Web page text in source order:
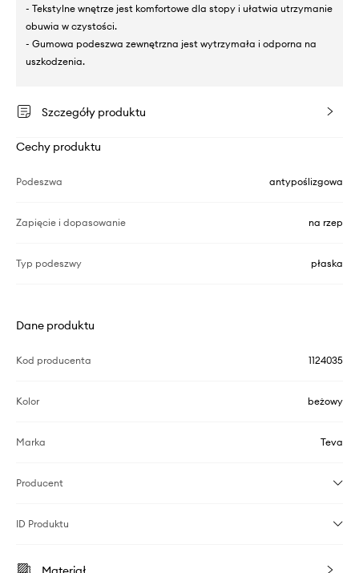
- Tekstylne wnętrze jest komfortowe dla stopy i ułatwia utrzymanie
obuwia w czystości.
- Gumowa podeszwa zewnętrzna jest wytrzymała i odporna na
uszkodzenia.
Szczegóły produktu
Cechy produktu
Podeszwa antypoślizgowa
Zapięcie i dopasowanie na rzep
Typ podeszwy płaska
Dane produktu
Kod producenta 1124035
Kolor beżowy
Marka Teva
Producent
ID Produktu